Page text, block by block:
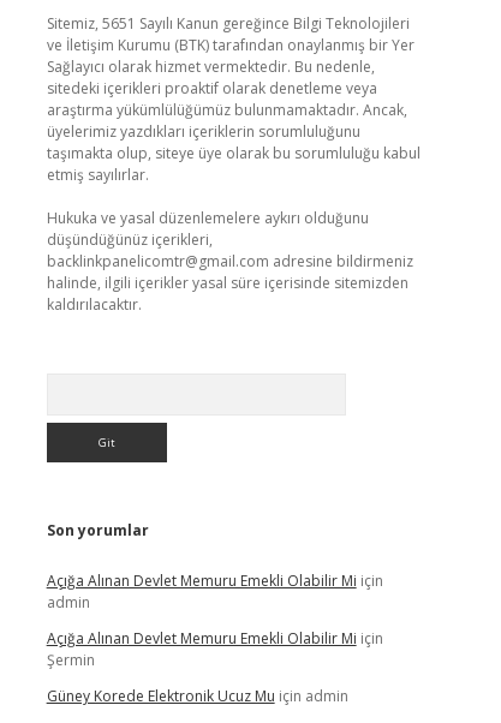
Sitemiz, 5651 Sayılı Kanun gereğince Bilgi Teknolojileri
ve İletişim Kurumu (BTK) tarafından onaylanmış bir Yer
Sağlayıcı olarak hizmet vermektedir. Bu nedenle,
sitedeki içerikleri proaktif olarak denetleme veya
araştırma yükümlülüğümüz bulunmamaktadır. Ancak,
üyelerimiz yazdıkları içeriklerin sorumluluğunu
taşımakta olup, siteye üye olarak bu sorumluluğu kabul
etmiş sayılırlar.
Hukuka ve yasal düzenlemelere aykırı olduğunu
düşündüğünüz içerikleri,
backlinkpanelicomtr@gmail.com adresine bildirmeniz
halinde, ilgili içerikler yasal süre içerisinde sitemizden
kaldırılacaktır.
Son yorumlar
Açığa Alınan Devlet Memuru Emekli Olabilir Mi için
admin
Açığa Alınan Devlet Memuru Emekli Olabilir Mi için
Şermin
Güney Korede Elektronik Ucuz Mu için admin